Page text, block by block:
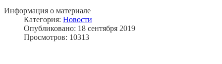
Информация о материале
Категория: Новости
Опубликовано: 18 сентября 2019
Просмотров: 10313